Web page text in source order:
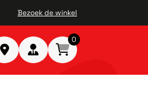
Bezoek de winkel
0